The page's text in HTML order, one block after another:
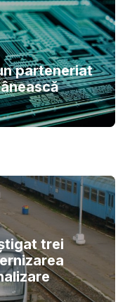
parteneriat
trei